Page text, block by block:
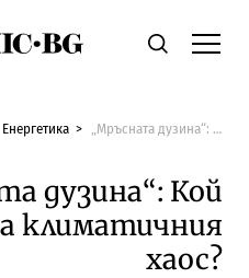
Economic.bgТърсене
Енергетика „Мръсната дузина“: Кой финансира климатичния хаос?
дузина“: Кой
климатичния
хаос?